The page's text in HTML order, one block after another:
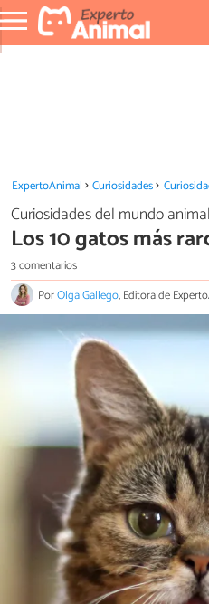
ExpertoAnimal Curiosidades
Curiosidades del mundo animal
Los 10 gatos más
3 comentarios
PorOlga Gallego, Editora de